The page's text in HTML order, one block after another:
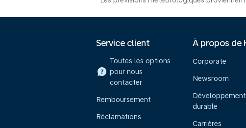
Service client
Toutes les options
pour nous
contacter
Remboursement
Réclamations
À propos de
Corporate
Newsroom
Développement
durable
Carrières